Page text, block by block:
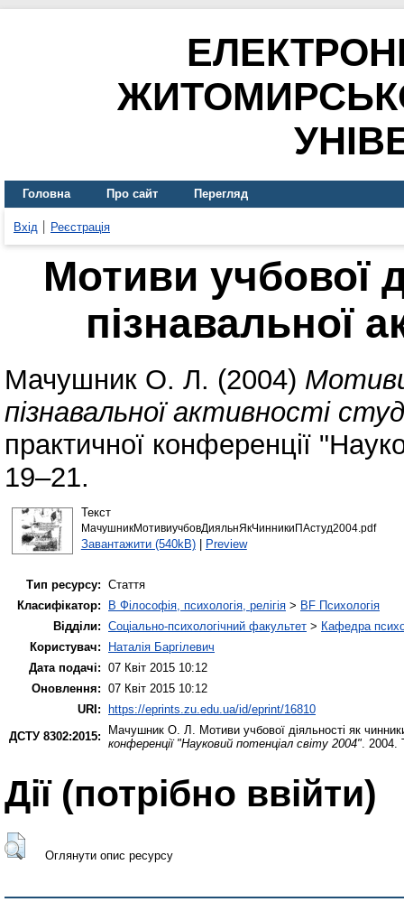
Головна Про сайт Перегляд
Вхід Реєстрація
Мотиви учбової
пізнавальної
Мачушник О. Л. (2004) Мотиви
пізнавальної активності
практичної конференції
19–21.
Текст
МачушникМотивиучбовДияльнЯкЧинникиПАстуд2004.pdf
Завантажити (540kB)| Preview
Тип ресурсу: Стаття
Класифікатор:
B Філософія, психологія, релігія > BF Психологія
Відділи: Соціально-психологічний факультет > Кафедра
Користувач:
Наталія Баргілевич
Дата подачі: 07 Квіт 2015 10:12
Оновлення: 07 Квіт 2015 10:12
URI:
https://eprints.zu.edu.ua/id/eprint/16810
ДСТУ 8302:2015:
Мачушник О. Л. Мотиви учбової діяльності як
конференції "Науковий потенціал світу 2004". 2004.
Дії ​​(потрібно ввійти)
Оглянути опис ресурсу